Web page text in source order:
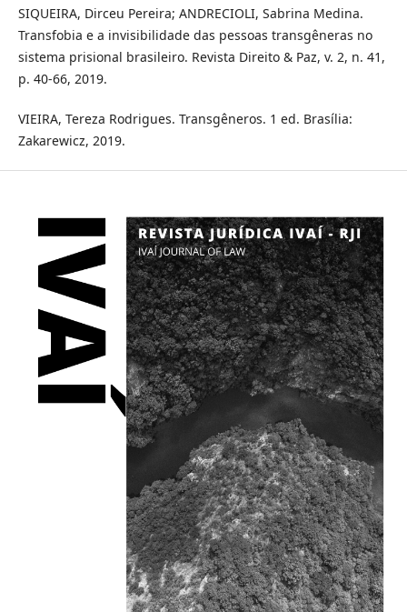
SIQUEIRA, Dirceu Pereira; ANDRECIOLI, Sabrina Medina.
Transfobia e a invisibilidade das pessoas transgêneras no
sistema prisional brasileiro. Revista Direito & Paz, v. 2, n. 41,
p. 40-66, 2019.
VIEIRA, Tereza Rodrigues. Transgêneros. 1 ed. Brasília:
Zakarewicz, 2019.